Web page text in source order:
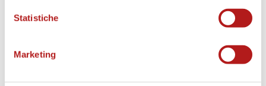
Statistiche
Marketing